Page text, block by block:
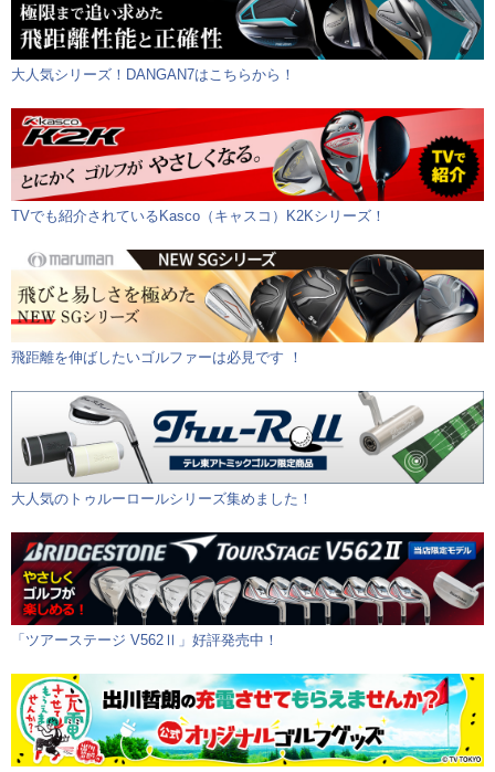
大人気シリーズ！DANGAN7はこちらから！
TVでも紹介されているKasco（キャスコ）K2Kシリーズ！
飛距離を伸ばしたいゴルファーは必見です ！
大人気のトゥルーロールシリーズ集めました！
「ツアーステージ V562Ⅱ」好評発売中！